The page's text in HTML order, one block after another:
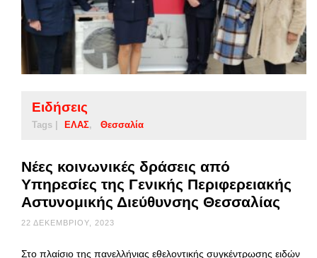
Ειδήσεις
Tags | ΕΛΑΣ Θεσσαλία
Νέες κοινωνικές δράσεις από
Υπηρεσίες της Γενικής Περιφερειακής
Αστυνομικής Διεύθυνσης Θεσσαλίας
22 ΔΕΚΕΜΒΡΊΟΥ, 2023
Στο πλαίσιο της πανελλήνιας εθελοντικής συγκέντρωσης ειδών